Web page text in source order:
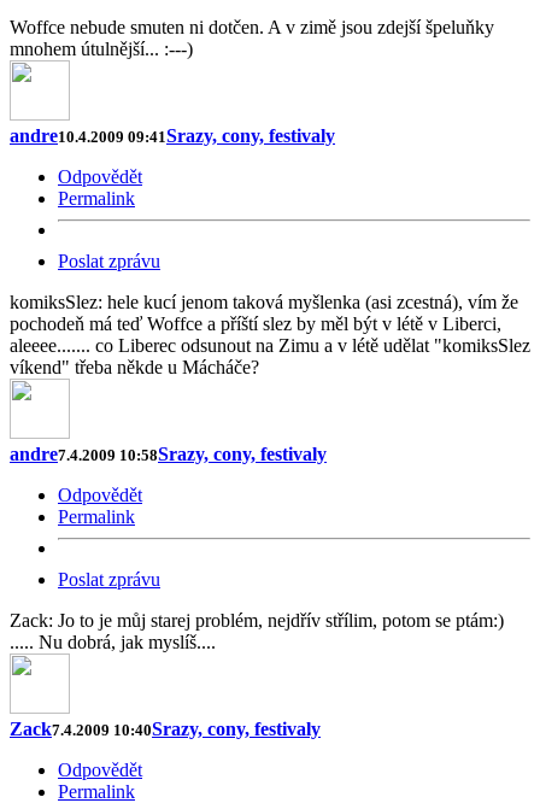
Woffce nebude smuten ni dotčen. A v zimě jsou zdejší špeluňky
mnohem útulnější... :---)
andre10.4.2009 09:41Srazy, cony, festivaly
Odpovědět
Permalink
Poslat zprávu
komiksSlez: hele kucí jenom taková myšlenka (asi zcestná), vím že
pochodeň má teď Woffce a příští slez by měl být v létě v Liberci,
aleeee....... co Liberec odsunout na Zimu a v létě udělat "komiksSlez
víkend" třeba někde u Mácháče?
andre7.4.2009 10:58Srazy, cony, festivaly
Odpovědět
Permalink
Poslat zprávu
Zack: Jo to je můj starej problém, nejdřív střílim, potom se ptám:)
..... Nu dobrá, jak myslíš....
Zack7.4.2009 10:40Srazy, cony, festivaly
Odpovědět
Permalink